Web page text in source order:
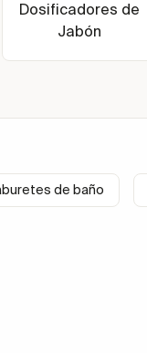
Dosificadores de
Jabón
de baño